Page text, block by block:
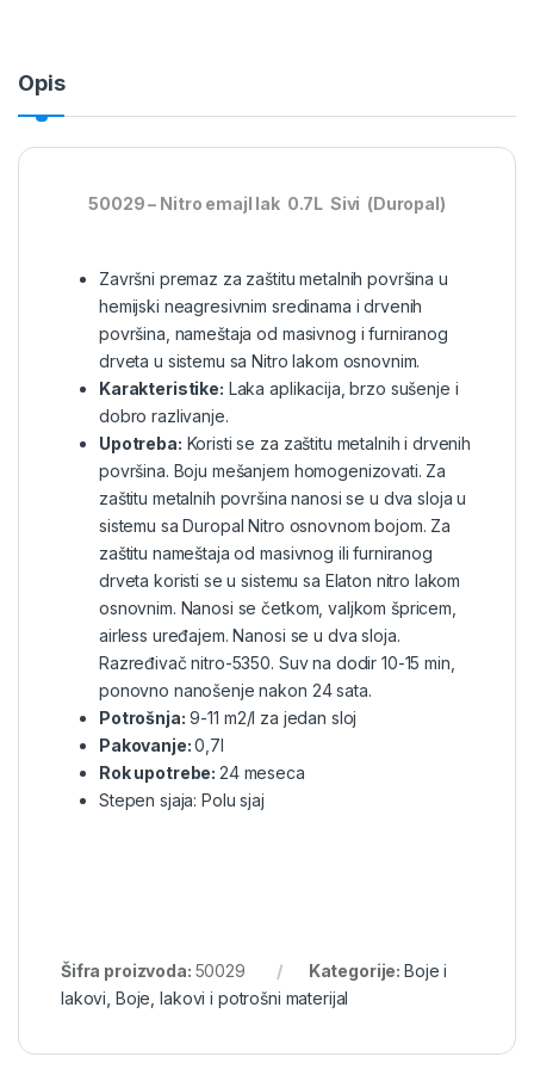
Opis
50029 – Nitro emajl lak 0.7L Sivi (Duropal)
Završni premaz za zaštitu metalnih površina u
hemijski neagresivnim sredinama i drvenih
površina, nameštaja od masivnog i furniranog
drveta u sistemu sa Nitro lakom osnovnim.
Karakteristike: Laka aplikacija, brzo sušenje i
dobro razlivanje.
Upotreba: Koristi se za zaštitu metalnih i drvenih
površina. Boju mešanjem homogenizovati. Za
zaštitu metalnih površina nanosi se u dva sloja u
sistemu sa Duropal Nitro osnovnom bojom. Za
zaštitu nameštaja od masivnog ili furniranog
drveta koristi se u sistemu sa Elaton nitro lakom
osnovnim. Nanosi se četkom, valjkom špricem,
airless uređajem. Nanosi se u dva sloja.
Razređivač nitro-5350. Suv na dodir 10-15 min,
ponovno nanošenje nakon 24 sata.
Potrošnja: 9-11 m2/l za jedan sloj
Pakovanje:0,7l
Rok upotrebe:24 meseca
Stepen sjaja: Polu sjaj
Šifra proizvoda: 50029 Kategorije: Boje i
lakovi Boje, lakovi i potrošni materijal